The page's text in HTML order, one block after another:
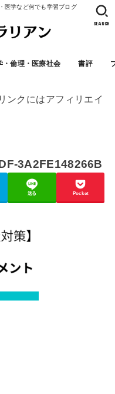
医学など何でも学習ブログ
・倫理・医療社会 書評
SEARCH
ンクにはアフィリエイ
3A2FE148266B
送る Pocket